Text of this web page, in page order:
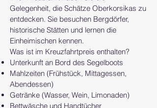
Gelegenheit, die Schätze Oberkorsikas zu
entdecken. Sie besuchen Bergdörfer,
historische Stätten und lernen die
Einheimischen kennen.
Was ist im Kreuzfahrtpreis enthalten?
Unterkunft an Bord des Segelboots
Mahlzeiten (Frühstück, Mittagessen,
Abendessen)
Getränke (Wasser, Wein, Limonaden)
Bettwäsche und Handtücher